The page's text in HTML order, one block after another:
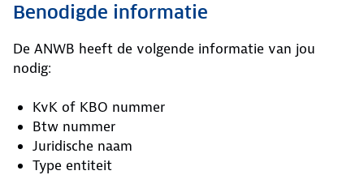
Benodigde informatie
De ANWB heeft de volgende informatie van jou
nodig:
KvK of KBO nummer
Btw nummer
Juridische naam
Type entiteit